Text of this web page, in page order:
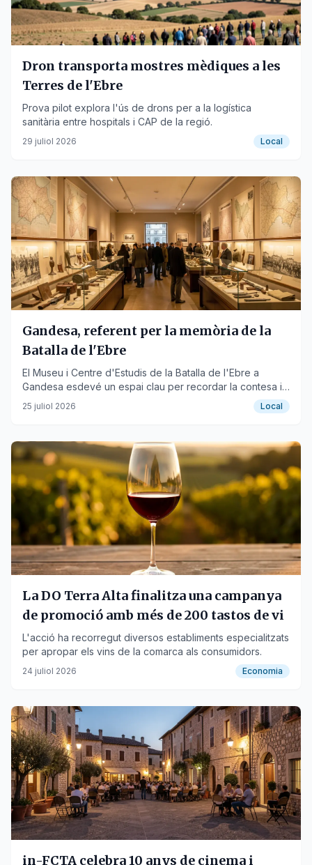
Dron transporta mostres mèdiques a les
Terres de l'Ebre
Prova pilot explora l'ús de drons per a la logística
sanitària entre hospitals i CAP de la regió.
29 juliol 2026 Local
Gandesa, referent per la memòria de la
Batalla de l'Ebre
El Museu i Centre d'Estudis de la Batalla de l'Ebre a
Gandesa esdevé un espai clau per recordar la contesa i
promoure la pau.
25 juliol 2026 Local
La DO Terra Alta finalitza una campanya
de promoció amb més de 200 tastos de vi
L'acció ha recorregut diversos establiments especialitzats
per apropar els vins de la comarca als consumidors.
24 juliol 2026 Economia
in-FCTA celebra 10 anys de cinema i